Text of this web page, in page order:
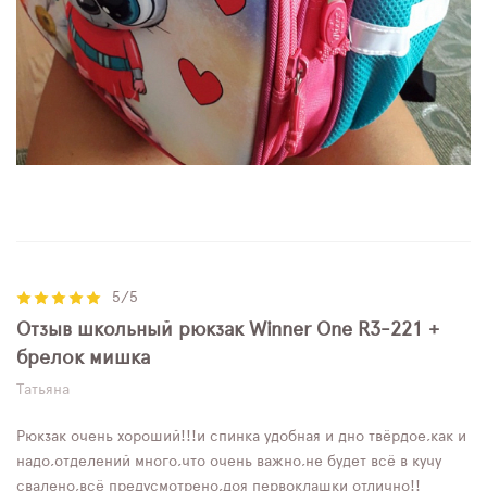
5/5
Отзыв школьный рюкзак Winner One R3-221 +
брелок мишка
Татьяна
Рюкзак очень хороший!!!и спинка удобная и дно твёрдое,как и
надо,отделений много,что очень важно,не будет всё в кучу
свалено,всё предусмотрено,доя первоклашки отлично!!